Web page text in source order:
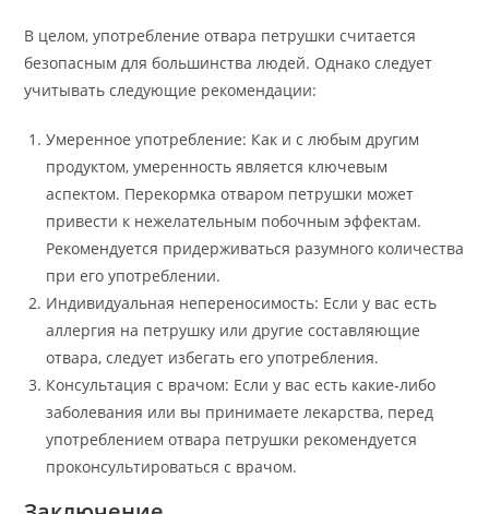
В целом, употребление отвара петрушки считается
безопасным для большинства людей. Однако следует
учитывать следующие рекомендации:
Умеренное употребление: Как и с любым другим
продуктом, умеренность является ключевым
аспектом. Перекормка отваром петрушки может
привести к нежелательным побочным эффектам.
Рекомендуется придерживаться разумного количества
при его употреблении.
Индивидуальная непереносимость: Если у вас есть
аллергия на петрушку или другие составляющие
отвара, следует избегать его употребления.
Консультация с врачом: Если у вас есть какие-либо
заболевания или вы принимаете лекарства, перед
употреблением отвара петрушки рекомендуется
проконсультироваться с врачом.